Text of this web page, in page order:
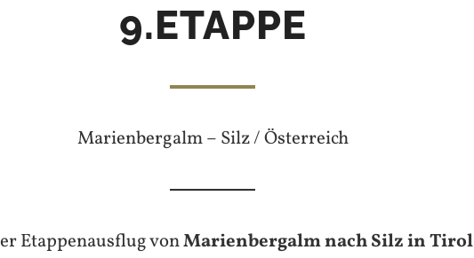
9.ETAPPE
Marienbergalm – Silz / Österreich
Etappenausflug vonMarienbergalm nach Silz in Tirol